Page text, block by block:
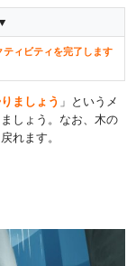
ィビティを完了します
ましょう 」というメ
しょう。なお、木の
れます。